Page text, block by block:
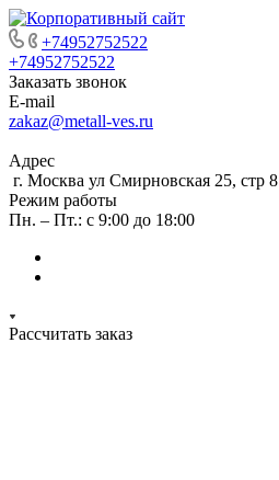
+74952752522
+74952752522
Заказать звонок
E-mail
zakaz@metall-ves.ru
Адрес
г. Москва ул Смирновская 25, стр 8
Режим работы
Пн. – Пт.: с 9:00 до 18:00
Рассчитать заказ